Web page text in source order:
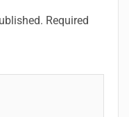
Required